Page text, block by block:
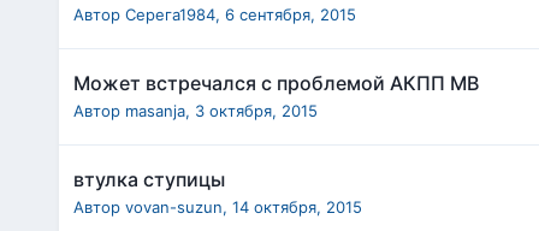
Автор Серега1984, 6 сентября, 2015
Может встречался с проблемой АКПП МВ
Автор masanja, 3 октября, 2015
втулка ступицы
Автор vovan-suzun, 14 октября, 2015